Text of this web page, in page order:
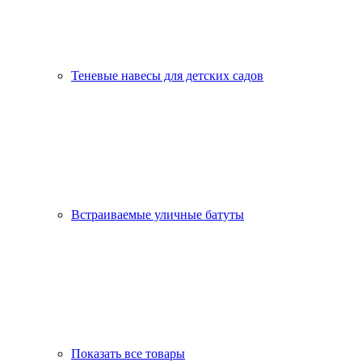
Теневые навесы для детских садов
Встраиваемые уличные батуты
Показать все товары